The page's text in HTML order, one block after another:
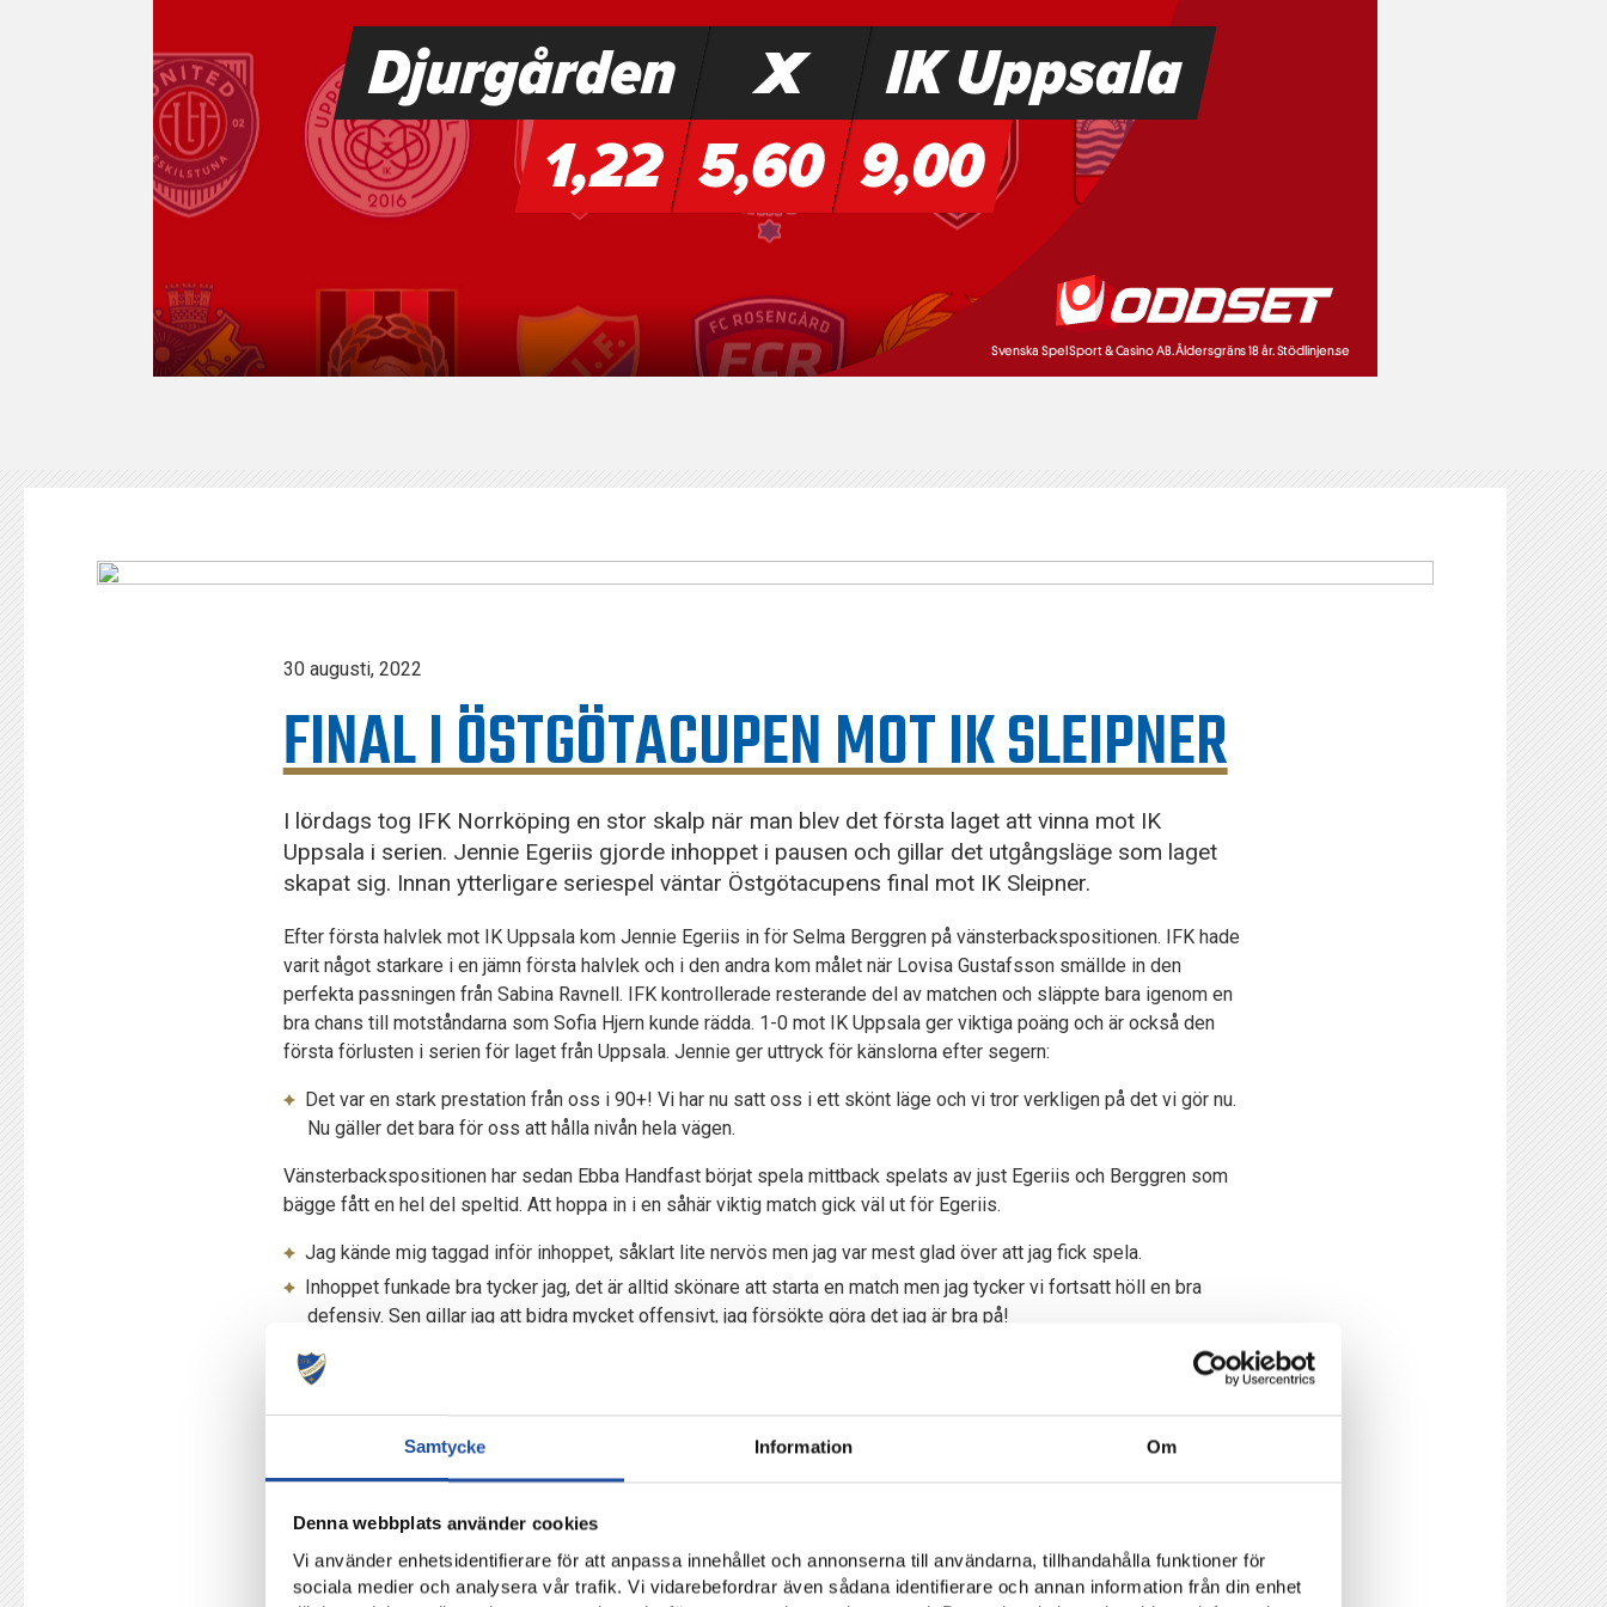
Samtycke Information Om
Denna webbplats använder cookies
Vi använder enhetsidentifierare för att anpassa innehållet och annonserna till användarna, tillhandahålla funktioner för
sociala medier och analysera vår trafik. Vi vidarebefordrar även sådana identifierare och annan information från din enhet
125-IFKARE
30 augusti, 2022
FINAL I ÖSTGÖTACUPEN MOT IK SLEIPNER
I lördags tog IFK Norrköping en stor skalp när man blev det första laget att vinna mot IK
Uppsala i serien. Jennie Egeriis gjorde inhoppet i pausen och gillar det utgångsläge som laget
skapat sig. Innan ytterligare seriespel väntar Östgötacupens final mot IK Sleipner.
Efter första halvlek mot IK Uppsala kom Jennie Egeriis in för Selma Berggren på vänsterbackspositionen. IFK hade
varit något starkare i en jämn första halvlek och i den andra kom målet när Lovisa Gustafsson smällde in den
perfekta passningen från Sabina Ravnell. IFK kontrollerade resterande del av matchen och släppte bara igenom en
bra chans till motståndarna som Sofia Hjern kunde rädda. 1-0 mot IK Uppsala ger viktiga poäng och är också den
första förlusten i serien för laget från Uppsala. Jennie ger uttryck för känslorna efter segern:
Det var en stark prestation från oss i 90+! Vi har nu satt oss i ett skönt läge och vi tror verkligen på det vi gör nu.
Nu gäller det bara för oss att hålla nivån hela vägen.
Vänsterbackspositionen har sedan Ebba Handfast börjat spela mittback spelats av just Egeriis och Berggren som
bägge fått en hel del speltid. Att hoppa in i en såhär viktig match gick väl ut för Egeriis.
Jag kände mig taggad inför inhoppet, såklart lite nervös men jag var mest glad över att jag fick spela.
Inhoppet funkade bra tycker jag, det är alltid skönare att starta en match men jag tycker vi fortsatt höll en bra
defensiv. Sen gillar jag att bidra mycket offensivt, jag försökte göra det jag är bra på!
Östgötacupens final är nästa uppgift och spelas ikväll. IK Sleipner som står som motståndare spelar i Division 3
Östergötland där de leder serien klart. Enligt cupens regelverk får även hemmalaget tre innestående straffar att
utnyttja i matchen. Jennie bedömer utgångsläget som udda men låter sig inte distraheras.
Har du koll på motståndarna eller ligger fokus på det egna spelet?
Vi lägger största fokus på oss och vårt spel.